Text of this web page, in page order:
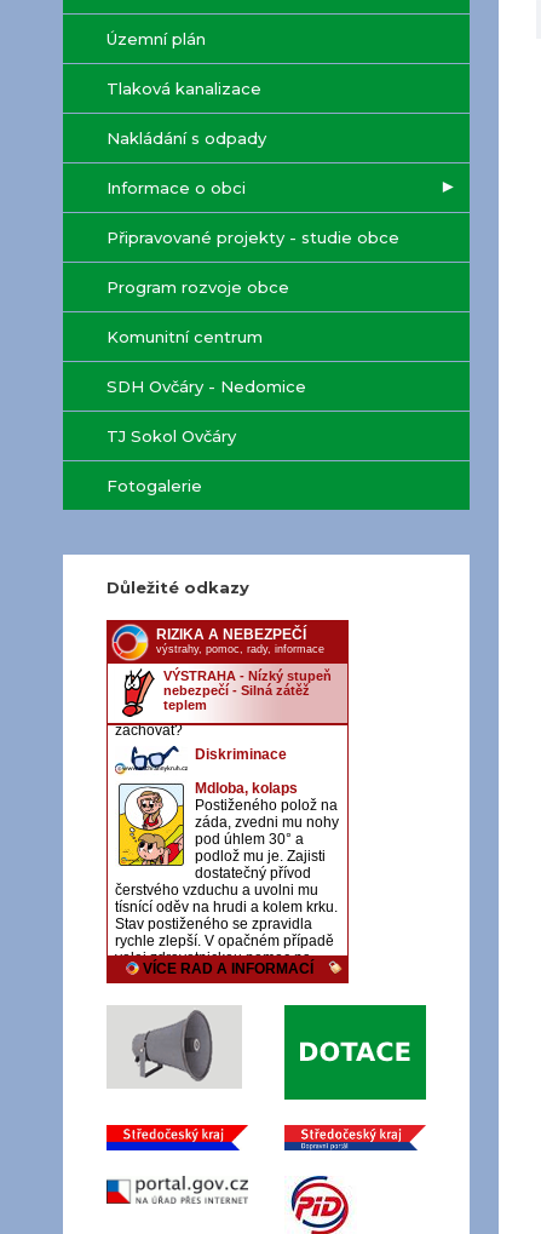
Územní plán
Tlaková kanalizace
Nakládání s odpady
Informace o obci
Připravované projekty - studie obce
Program rozvoje obce
Komunitní centrum
SDH Ovčáry - Nedomice
TJ Sokol Ovčáry
Fotogalerie
Důležité odkazy